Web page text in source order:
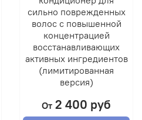
сильно поврежденных
волос с повышенной
концентрацией
восстанавливающих
активных ингредиентов
(лимитированная
версия)
От 2 400 руб